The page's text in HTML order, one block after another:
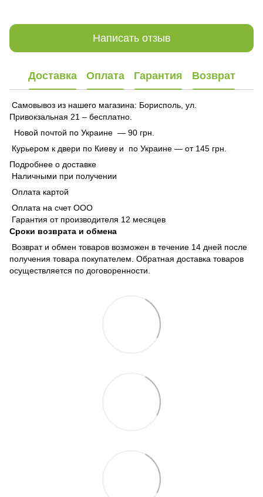
Написать отзыв
Доставка Оплата Гарантия Возврат
Самовывоз из нашего магазина: Борисполь, ул.
Привокзальная 21 – бесплатно.
Новой почтой по Украине — 90 грн.
Курьером к двери по Киеву и по Украине — от 145 грн.
Подробнее о доставке
Наличными при получении
Оплата картой
Оплата на счет ООО
Гарантия от производителя 12 месяцев
Сроки возврата и обмена
Возврат и обмен товаров возможен в течение 14 дней после
получения товара покупателем. Обратная доставка товаров
осуществляется по договоренности.